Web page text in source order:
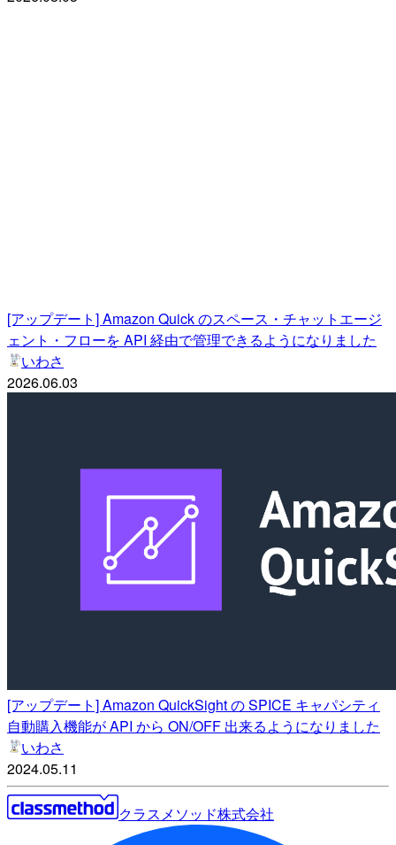
[アップデート] Amazon Quick のスペース・チャットエージ
ェント・フローを API 経由で管理できるようになりました
いわさ
2026.06.03
[アップデート] Amazon QuickSight の SPICE キャパシティ
自動購入機能が API から ON/OFF 出来るようになりました
いわさ
2024.05.11
クラスメソッド株式会社